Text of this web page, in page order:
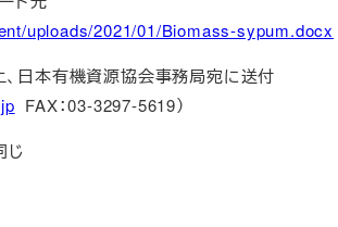
uploads/2021/01/Biomass-sypum.docx
日本有機資源協会事務局宛に送付
FAX：03-3297-5619）
じ